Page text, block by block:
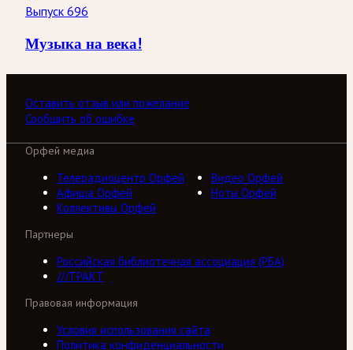
Выпуск 696
Музыка на века!
Оставить отзыв или пожелание
Сообщить об ошибке
Орфей медиа
Телерадиоцентр Орфей
Видео Орфей
Афиша Орфей
Ноты Орфей
Коллективы Орфей
Партнеры
Российская библиотечная ассоциация (РБА)
///ТРАКТ
Правовая информация
Условия использования сайта
Политика конфиденциальности